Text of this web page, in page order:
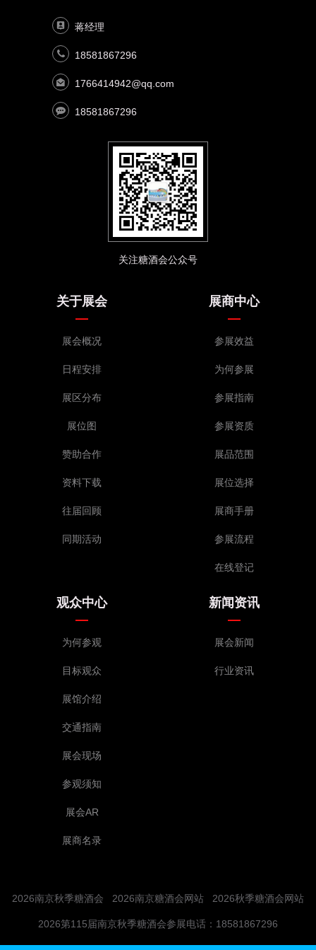
蒋经理
18581867296
1766414942@qq.com
18581867296
关注糖酒会公众号
关于展会
展会概况
日程安排
展区分布
展位图
赞助合作
资料下载
往届回顾
同期活动
展商中心
参展效益
为何参展
参展指南
参展资质
展品范围
展位选择
展商手册
参展流程
在线登记
观众中心
为何参观
目标观众
展馆介绍
交通指南
展会现场
参观须知
展会AR
展商名录
新闻资讯
展会新闻
行业资讯
2026南京秋季糖酒会 2026南京糖酒会网站 2026秋季糖酒会网站
2026第115届南京秋季糖酒会参展电话：18581867296